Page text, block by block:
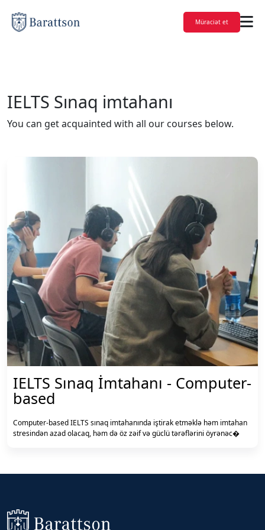
Müraciət et
IELTS Sınaq imtahanı
You can get acquainted with all our courses below.
IELTS Sınaq İmtahanı - Computer-
based
Computer-based IELTS sınaq imtahanında iştirak etməklə həm imtahan
stresindən azad olacaq, həm də öz zəif və güclü tərəflərini öyrənəc�